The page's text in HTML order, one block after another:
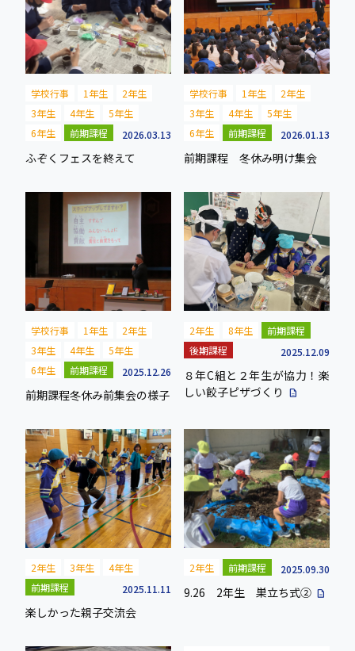
学校行事 1年生
2年生
3年生
4年生
5年生
6年生
前期課程 2026.03.13
ふぞくフェスを終えて
学校行事 1年生
2年生
3年生
4年生
5年生
6年生
前期課程 2026.01.13
前期課程 冬休み明け集会
学校行事 1年生
2年生
3年生
4年生
5年生
6年生
前期課程 2025.12.26
前期課程冬休み前集会の様子
2年生 8年生
前期課程
後期課程
2025.12.09
８年C組と２年生が協力！楽
しい餃子ピザづくり
description
2年生 3年生
4年生
前期課程
2025.11.11
楽しかった親子交流会
2年生 前期課程 2025.09.30
9.26 2年生 巣立ち式② description